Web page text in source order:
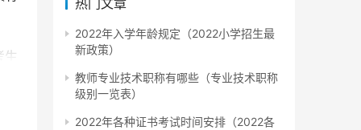
生
热门文章
2022年入学年龄规定（2022小学招生最
新政策）
教师专业技术职称有哪些（专业技术职称
级别一览表）
2022年各种证书考试时间安排（2022各